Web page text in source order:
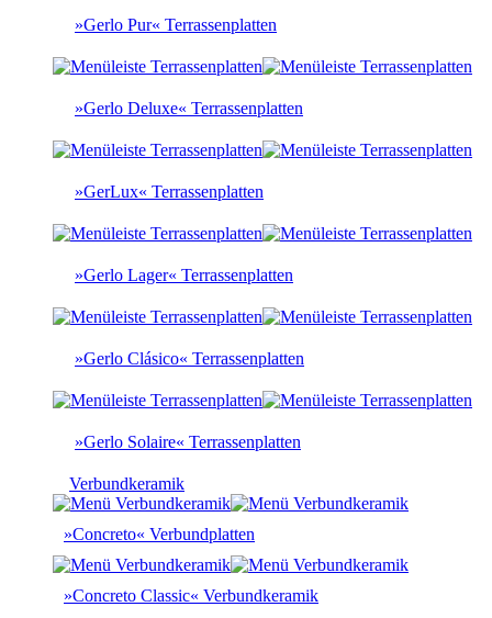
»Gerlo Pur« Terrassenplatten
»Gerlo Deluxe« Terrassenplatten
»GerLux« Terrassenplatten
»Gerlo Lager« Terrassenplatten
»Gerlo Clásico« Terrassenplatten
»Gerlo Solaire« Terrassenplatten
Verbundkeramik
»Concreto« Verbundplatten
»Concreto Classic« Verbundkeramik